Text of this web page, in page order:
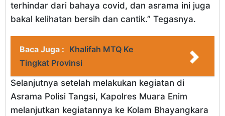
terhindar dari bahaya covid, dan asrama ini juga
bakal kelihatan bersih dan cantik.” Tegasnya.
Baca Juga : Khalifah MTQ Ke
Tingkat Provinsi
Selanjutnya setelah melakukan kegiatan di
Asrama Polisi Tangsi, Kapolres Muara Enim
melanjutkan kegiatannya ke Kolam Bhayangkara